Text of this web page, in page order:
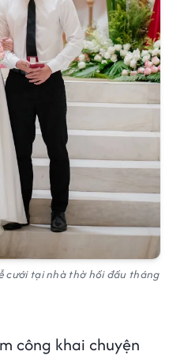
cưới tại nhà thờ hồi đầu tháng
công khai chuyện